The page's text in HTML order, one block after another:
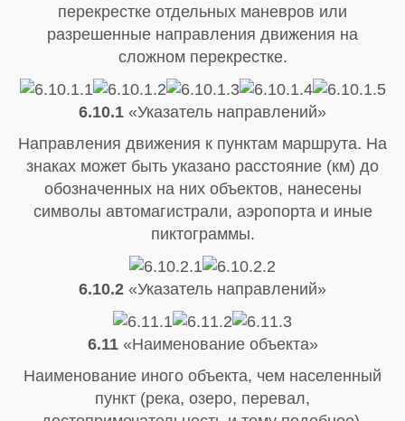
перекрестке отдельных маневров или
разрешенные направления движения на
сложном перекрестке.
6.10.1 «Указатель направлений»
Направления движения к пунктам маршрута. На
знаках может быть указано расстояние (км) до
обозначенных на них объектов, нанесены
символы автомагистрали, аэропорта и иные
пиктограммы.
6.10.2 «Указатель направлений»
6.11«Наименование объекта»
Наименование иного объекта, чем населенный
пункт (река, озеро, перевал,